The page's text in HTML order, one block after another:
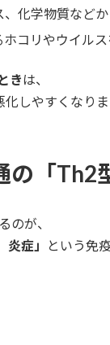
化学物質など
コリやウイル
きは、
しやすくなりま
「Th2
のが、
症」
という免